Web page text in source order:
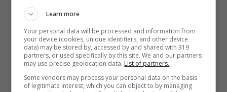
Gaeta / Concessioni di fronte
l’Annunziata? Crocco chiede
spiegazioni
Learn more
Your personal data will be processed and information from
your device (cookies, unique identifiers, and other device
data) may be stored by, accessed by and shared with 319
partners, or used specifically by this site. We and our partners
may use precise geolocation data. List of partners.
Some vendors may process your personal data on the basis
of legitimate interest, which you can object to by managing